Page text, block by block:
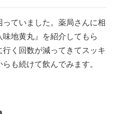
ていました。薬局さんに相
地黄丸』を紹介してもら
く回数が減ってきてスッキ
らも続けて飲んでみます。